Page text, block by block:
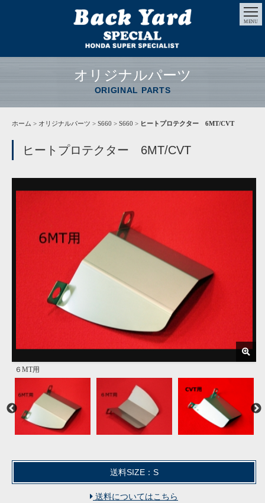
MENU
オリジナルパーツ
ORIGINAL PARTS
ホーム > オリジナルパーツ > S660 > S660 > ヒートプロテクター 6MT/CVT
ヒートプロテクター 6MT/CVT
６MT用
６MT用
CVT用
CVT用
ドライブシャフトブーツを保護します
トラブルは未然に予防しましょう
センターパイプからの熱を遮断します
純正と同形状であれば50Φでも装着可能です
純正と同形状であれば50Φでも装着可能です
装着後
装着前
送料SIZE：S
送料についてはこちら